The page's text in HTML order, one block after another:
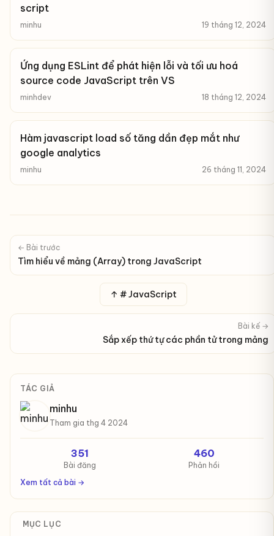
script
minhu 19 tháng 12, 2024
Ứng dụng ESLint để phát hiện lỗi và tối ưu hoá
source code JavaScript trên VS
minhdev 18 tháng 12, 2024
Hàm javascript load số tăng dần đẹp mắt như
google analytics
minhu 26 tháng 11, 2024
← Bài trước
Tìm hiểu về mảng (Array) trong JavaScript
↑ # JavaScript
Bài kế →
Sắp xếp thứ tự các phần tử trong mảng
TÁC GIẢ
minhu
Tham gia thg 4 2024
351
Bài đăng
460
Phản hồi
Xem tất cả bài →
MỤC LỤC